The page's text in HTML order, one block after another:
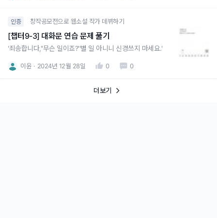
인증 창작공모전으로 웹소설 작가 데뷔하기
[챕터9-3] 대화문 연습 문제 풀기
'죄송합니다,''무슨 일이죠?''별 일 아니니 신경쓰지 마세요.'
이윤 2024년 12월 28일 0 0
더보기